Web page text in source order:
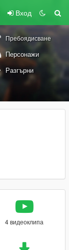
Вход
Пребоядисване
Персонажи
Разгърни
4 видеоклипа